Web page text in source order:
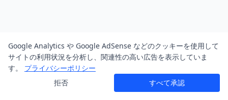
Google Analytics や Google AdSense などのクッキーを使用して
サイトの利用状況を分析し、関連性の高い広告を表示していま
す。
プライバシーポリシー
拒否
すべて承認